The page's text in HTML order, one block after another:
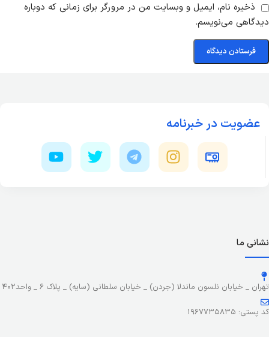
ذخیره نام، ایمیل و وبسایت من در مرورگر برای زمانی که دوباره
دیدگاهی می‌نویسم.
عضویت در خبرنامه
نشانی ما
تهران _ خیابان نلسون ماندلا (جردن) _ خیابان سلطانی (سایه) _ پلاک ۶ _ واحد۴۰۲
کد پستی: ۱۹۶۷۷۳۵۸۳۵